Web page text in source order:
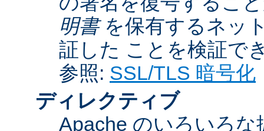
明書を保有するネッ
証した ことを検証で
参照: SSL/TLS 暗号化
ディレクティブ
Apache のいろいろ